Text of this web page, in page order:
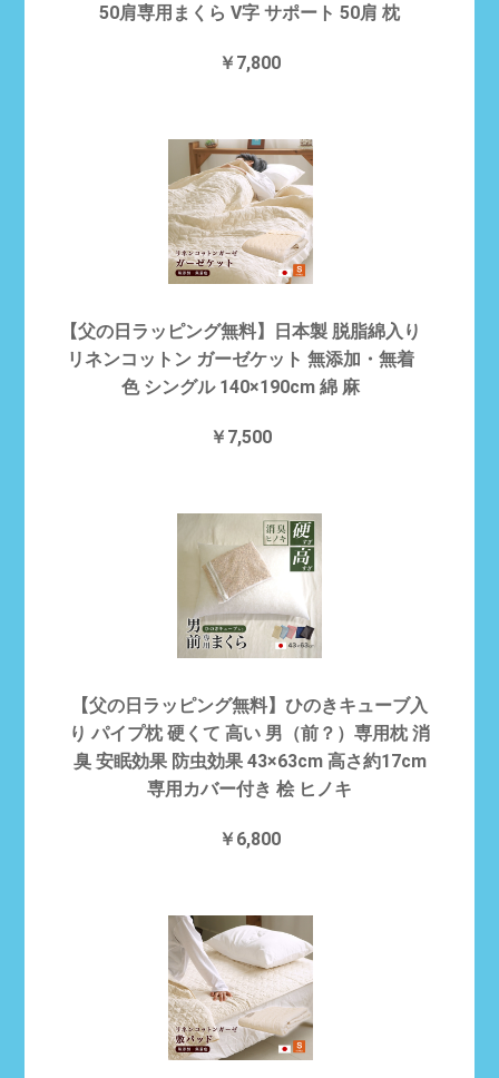
50肩専用まくら V字 サポート 50肩 枕
￥7,800
【父の日ラッピング無料】日本製 脱脂綿入り
リネンコットン ガーゼケット 無添加・無着
色 シングル 140×190cm 綿 麻
￥7,500
【父の日ラッピング無料】ひのきキューブ入
り パイプ枕 硬くて 高い 男（前？）専用枕 消
臭 安眠効果 防虫効果 43×63cm 高さ約17cm
専用カバー付き 桧 ヒノキ
￥6,800